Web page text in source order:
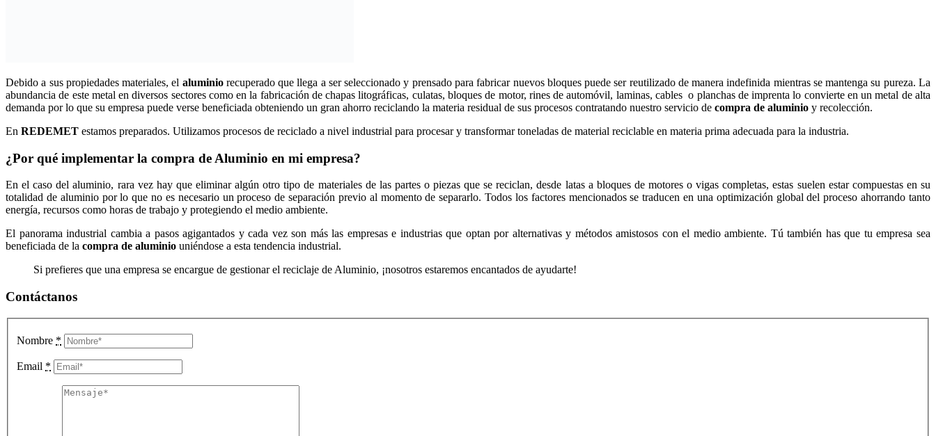
Debido a sus propiedades materiales, el aluminiorecuperado que llega a ser seleccionado y prensado para fabricar nuevos bloques puede ser reutilizado de manera indefinida mientras se mantenga su pureza. La
abundancia de este metal en diversos sectores como en la fabricación de chapas litográficas, culatas, bloques de motor, rines de automóvil, laminas, cables o planchas de imprenta lo convierte en un metal de alta
demanda por lo que su empresa puede verse beneficiada obteniendo un gran ahorro reciclando la materia residual de sus procesos contratando nuestro servicio de compra de aluminio y recolección.
En REDEMET estamos preparados. Utilizamos procesos de reciclado a nivel industrial para procesar y transformar toneladas de material reciclable en materia prima adecuada para la industria.
¿Por qué implementar la compra de Aluminio en mi empresa?
En el caso del aluminio, rara vez hay que eliminar algún otro tipo de materiales de las partes o piezas que se reciclan, desde latas a bloques de motores o vigas completas, estas suelen estar compuestas en su
totalidad de aluminio por lo que no es necesario un proceso de separación previo al momento de separarlo. Todos los factores mencionados se traducen en una optimización global del proceso ahorrando tanto
energía, recursos como horas de trabajo y protegiendo el medio ambiente.
El panorama industrial cambia a pasos agigantados y cada vez son más las empresas e industrias que optan por alternativas y métodos amistosos con el medio ambiente. Tú también has que tu empresa sea
beneficiada de la compra de aluminio uniéndose a esta tendencia industrial.
Si prefieres que una empresa se encargue de gestionar el reciclaje de Aluminio, ¡nosotros estaremos encantados de ayudarte!
Contáctanos
Nombre *
Email *